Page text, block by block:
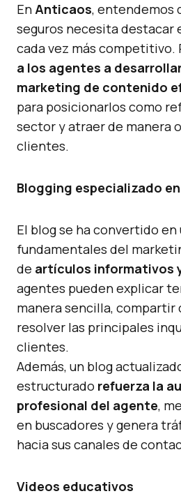
EnAnticaos, entendemos
seguros necesita destacar
cada vez más competitivo.
a los agentes a
marketing de contenido
para posicionarlos como
sector y atraer de manera
clientes.
Blogging especializado
El blog se ha convertido
fundamentales del
de artículos informativos
agentes pueden explicar
manera sencilla, compartir
resolver las principales
clientes.
Además, un blog
estructurado refuerza la
profesional del agente,
en buscadores y genera
hacia sus canales de
Videos educativos